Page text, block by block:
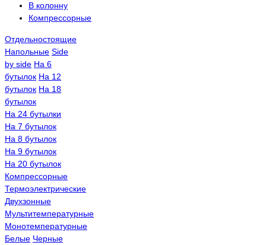
В колонну
Компрессорные
Отдельностоящие
Напольные Side
by side На 6
бутылок На 12
бутылок На 18
бутылок
На 24 бутылки
На 7 бутылок
На 8 бутылок
На 9 бутылок
На 20 бутылок
Компрессорные
Термоэлектрические
Двухзонные
Мультитемпературные
Монотемпературные
Белые Черные